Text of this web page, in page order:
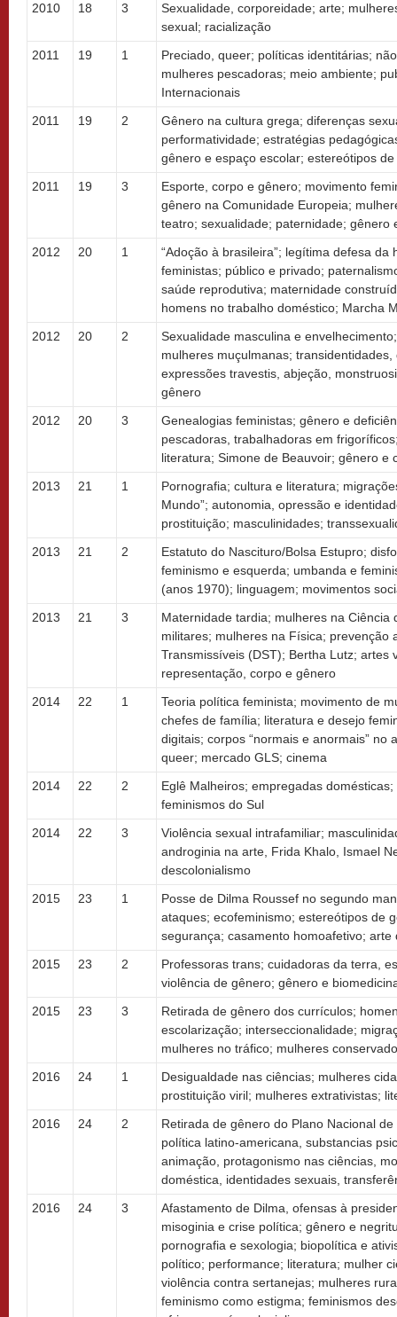
2010
18 3
Sexualidade, corporeidade; arte;
sexual; racialização
2011
19 1
Preciado, queer; políticas identitárias;
mulheres pescadoras; meio ambiente;
Internacionais
2011
19 2
Gênero na cultura grega; diferenças
performatividade; estratégias
gênero e espaço escolar; estereótipos
2011
19 3
Esporte, corpo e gênero; movimento
gênero na Comunidade Europeia;
teatro; sexualidade; paternidade; gênero
2012
20 1
“Adoção à brasileira”; legítima defesa da
feministas; público e privado;
saúde reprodutiva; maternidade
homens no trabalho doméstico; Marcha
2012
20 2
Sexualidade masculina e
mulheres muçulmanas;
expressões travestis, abjeção,
gênero
2012
20 3
Genealogias feministas; gênero e
pescadoras, trabalhadoras em
literatura; Simone de Beauvoir; gênero e
2013
21 1
Pornografia; cultura e literatura;
Mundo”; autonomia, opressão e
prostituição; masculinidades;
2013
21 2
Estatuto do Nascituro/Bolsa Estupro;
feminismo e esquerda; umbanda e
(anos 1970); linguagem; movimentos
2013
21 3
Maternidade tardia; mulheres na Ciência
militares; mulheres na Física; prevenção
Transmissíveis (DST); Bertha Lutz; artes
representação, corpo e gênero
2014
22 1
Teoria política feminista; movimento de
chefes de família; literatura e desejo
digitais; corpos “normais e anormais” no
queer; mercado GLS; cinema
2014
22 2
Eglê Malheiros; empregadas
feminismos do Sul
2014
22 3
Violência sexual intrafamiliar;
androginia na arte, Frida Khalo, Ismael
descolonialismo
2015
23 1
Posse de Dilma Roussef no segundo
ataques; ecofeminismo; estereótipos de
segurança; casamento homoafetivo; arte
2015
23 2
Professoras trans; cuidadoras da terra,
violência de gênero; gênero e
2015
23 3
Retirada de gênero dos currículos;
escolarização; interseccionalidade;
mulheres no tráfico; mulheres
2016
24 1
Desigualdade nas ciências; mulheres
prostituição viril; mulheres extrativistas;
2016
24 2
Retirada de gênero do Plano Nacional
política latino-americana, substancias
animação, protagonismo nas ciências,
doméstica, identidades sexuais,
2016
24 3
Afastamento de Dilma, ofensas à
misoginia e crise política; gênero e
pornografia e sexologia; biopolítica e
político; performance; literatura; mulher
violência contra sertanejas; mulheres
feminismo como estigma; feminismos